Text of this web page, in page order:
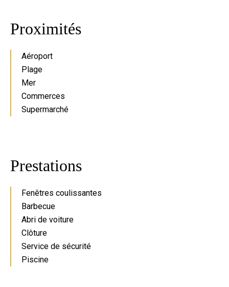
Proximités
Aéroport
Plage
Mer
Commerces
Supermarché
Prestations
Fenêtres coulissantes
Barbecue
Abri de voiture
Clôture
Service de sécurité
Piscine